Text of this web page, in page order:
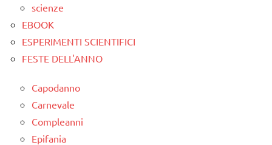
scienze
EBOOK
ESPERIMENTI SCIENTIFICI
FESTE DELL'ANNO
Capodanno
Carnevale
Compleanni
Epifania